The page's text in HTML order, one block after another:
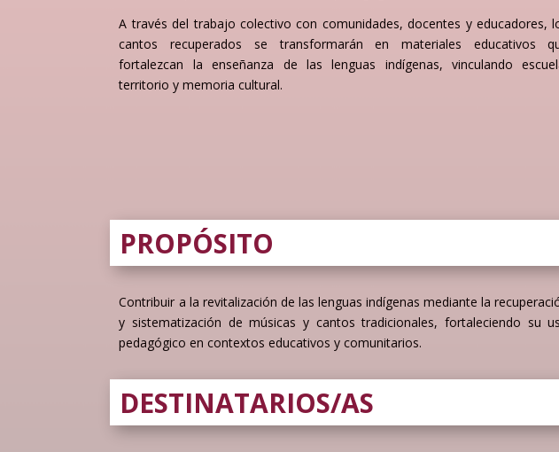
A través del trabajo colectivo con comunidades, docentes y educadores,
cantos recuperados se transformarán en materiales educativos
fortalezcan la enseñanza de las lenguas indígenas, vinculando
territorio y memoria cultural.
PROPÓSITO
Contribuir a la revitalización de las lenguas indígenas mediante la
y sistematización de músicas y cantos tradicionales, fortaleciendo su
pedagógico en contextos educativos y comunitarios.
DESTINATARIOS/AS